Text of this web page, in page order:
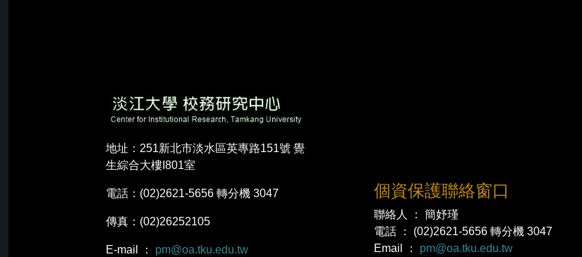
地址：251新北市淡水區英專路151號 覺
生綜合大樓I801室
電話：(02)2621-5656 轉分機 3047
傳真：(02)26252105
E-mail ： pm@oa.tku.edu.tw
個資保護聯絡窗口
聯絡人 ： 簡妤瑾
電話 ： (02)2621-5656 轉分機 3047
Email ： pm@oa.tku.edu.tw